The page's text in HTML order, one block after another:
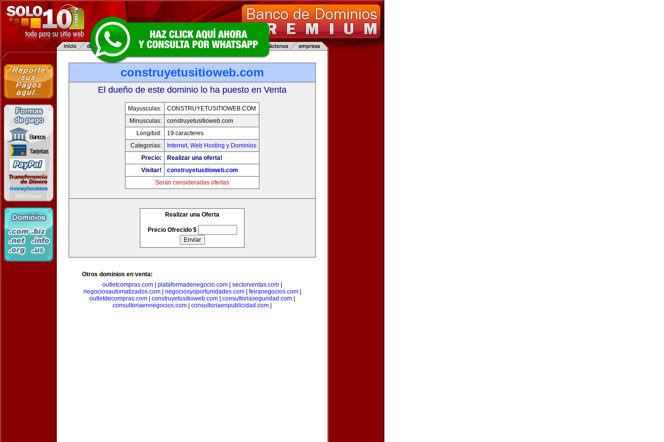
construyetusitioweb.com
El dueño de este dominio lo ha puesto en Venta
Mayusculas:
CONSTRUYETUSITIOWEB.COM
Minusculas:
construyetusitioweb.com
Longitud:
19 caracteres
Categorias:
Internet, Web Hosting y Dominios
Precio:
Realizar una oferta!
Visitar!
construyetusitioweb.com
Serán consideradas ofertas
Realizar una Oferta
Precio Ofrecido $
Otros dominios en venta:
outletcompras.com
plataformadenegocio.com sectorventas.com
negociosautomatizados.com| negociosyoportunidades.com| feiranegocios.com|
outletdecompras.com
construyetusitioweb.com consultoriaseguridad.com
consultoriaennegocios.com
consultoriaenpublicidad.com